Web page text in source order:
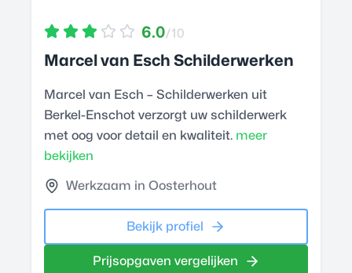
6.0/10
Marcel van Esch Schilderwerken
Marcel van Esch – Schilderwerken uit
Berkel-Enschot verzorgt uw schilderwerk
met oog voor detail en kwaliteit. meer
bekijken
Werkzaam in Oosterhout
Bekijk profiel
Prijsopgaven vergelijken